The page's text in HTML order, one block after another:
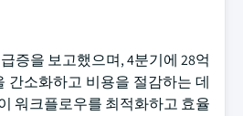
증을 보고했으며, 4분기에 28억
간소화하고 비용을 절감하는 데
워크플로우를 최적화하고 효율